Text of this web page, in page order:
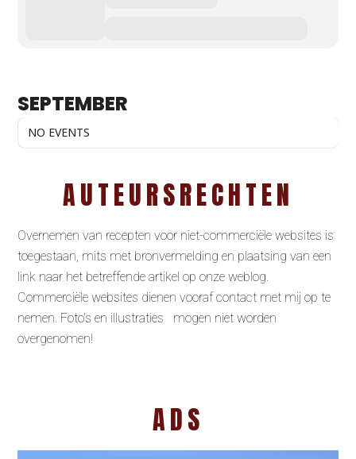
SEPTEMBER
NO EVENTS
AUTEURSRECHTEN
Overnemen van recepten voor niet-commerciële websites is
toegestaan, mits met bronvermelding en plaatsing van een
link naar het betreffende artikel op onze weblog.
Commerciële websites dienen vooraf contact met mij op te
nemen. Foto’s en illustraties mogen niet worden
overgenomen!
ADS